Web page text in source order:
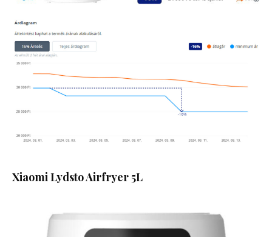
Xiaomi Lydsto Airfryer 5L